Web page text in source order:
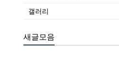
갤러리
새글모음